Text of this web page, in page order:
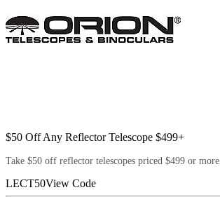
$50 Off Any Reflector Telescope $499+
Take $50 off reflector telescopes priced $499 or more.
LECT50View Code